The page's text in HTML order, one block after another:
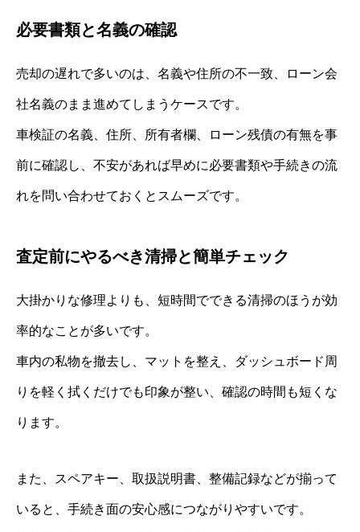
必要書類と名義の確認
売却の遅れで多いのは、名義や住所の不一致、ローン会
社名義のまま進めてしまうケースです。
車検証の名義、住所、所有者欄、ローン残債の有無を事
前に確認し、不安があれば早めに必要書類や手続きの流
れを問い合わせておくとスムーズです。
査定前にやるべき清掃と簡単チェック
大掛かりな修理よりも、短時間でできる清掃のほうが効
率的なことが多いです。
車内の私物を撤去し、マットを整え、ダッシュボード周
りを軽く拭くだけでも印象が整い、確認の時間も短くな
ります。
また、スペアキー、取扱説明書、整備記録などが揃って
いると、手続き面の安心感につながりやすいです。